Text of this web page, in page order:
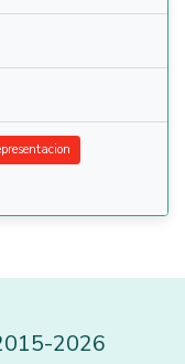
-2026